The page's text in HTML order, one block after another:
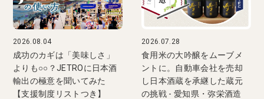
2026.08.04
成功のカギは「美味しさ」
よりも○○？JETROに日本酒
輸出の極意を聞いてみた
【支援制度リストつき】
2026.07.28
食用米の大吟醸をムーブメ
ントに。自動車会社を売却
し日本酒蔵を承継した蔵元
の挑戦 - 愛知県・弥栄酒造